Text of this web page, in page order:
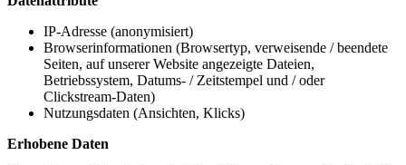
IP-Adresse (anonymisiert)
Browserinformationen (Browsertyp, verweisende / beendete
Seiten, auf unserer Website angezeigte Dateien,
Betriebssystem, Datums- / Zeitstempel und / oder
Clickstream-Daten)
Nutzungsdaten (Ansichten, Klicks)
Erhobene Daten